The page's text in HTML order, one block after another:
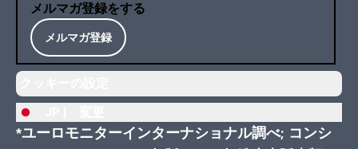
メルマガ登録をする
メルマガ登録
*ユーロモニターインターナショナル調べ; コンシ